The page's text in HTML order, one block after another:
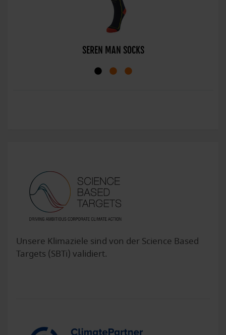
SEREN MAN SOCKS
Unsere Klimaziele sind von der Science Based
Targets (SBTi) validiert.